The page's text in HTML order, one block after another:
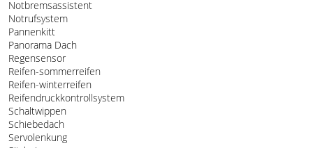
Notbremsassistent
Notrufsystem
Pannenkitt
Panorama Dach
Regensensor
Reifen-sommerreifen
Reifen-winterreifen
Reifendruckkontrollsystem
Schaltwippen
Schiebedach
Servolenkung